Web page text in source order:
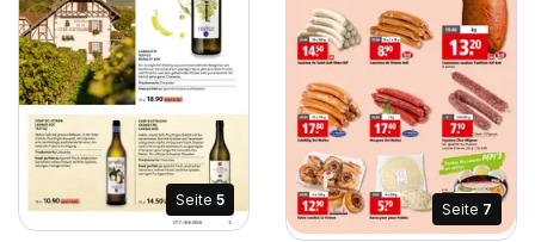
Seite 5
Seite 7